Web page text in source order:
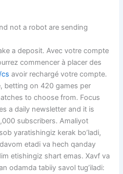
not a robot are sending
a deposit. Avec votre compte
commencer à placer des
avoir rechargé votre compte.
betting on 420 games per
to choose from. Focus
a daily newsletter and it is
subscribers. Amaliyot
yaratishingiz kerak bo’ladi,
etadi va hech qanday
etishingiz shart emas. Xavf va
odamda tabiiy savol tug’iladi: